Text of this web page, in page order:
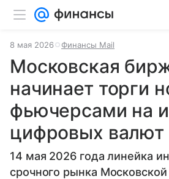
8 мая 2026 Финансы Mail
Московская
начинает торги
фьючерсами на
цифровых валют
14 мая 2026 года линейка
срочного рынка